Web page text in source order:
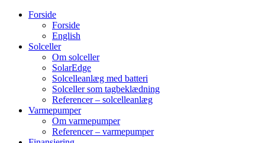
Forside
Forside
English
Solceller
Om solceller
SolarEdge
Solcelleanlæg med batteri
Solceller som tagbeklædning
Referencer – solcelleanlæg
Varmepumper
Om varmepumper
Referencer – varmepumper